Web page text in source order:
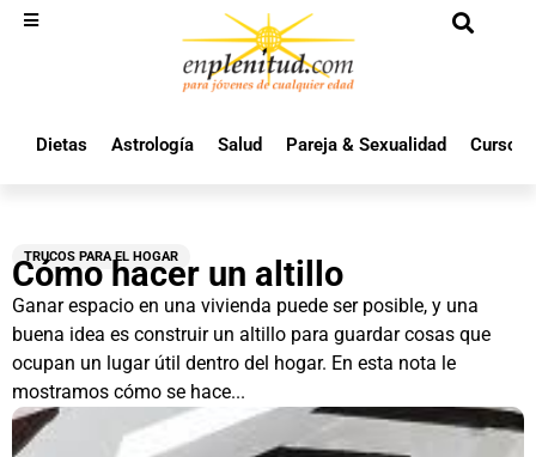
Dietas Astrología Salud Pareja & Sexualidad Cursos
TRUCOS PARA EL HOGAR
Cómo hacer un altillo
Ganar espacio en una vivienda puede ser posible, y una
buena idea es construir un altillo para guardar cosas que
ocupan un lugar útil dentro del hogar. En esta nota le
mostramos cómo se hace...